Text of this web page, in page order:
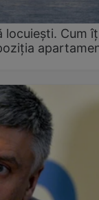
locuiești. Cum